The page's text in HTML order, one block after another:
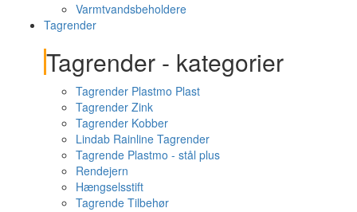
Varmtvandsbeholdere
Tagrender
Tagrender - kategorier
Tagrender Plastmo Plast
Tagrender Zink
Tagrender Kobber
Lindab Rainline Tagrender
Tagrende Plastmo - stål plus
Rendejern
Hængselsstift
Tagrende Tilbehør